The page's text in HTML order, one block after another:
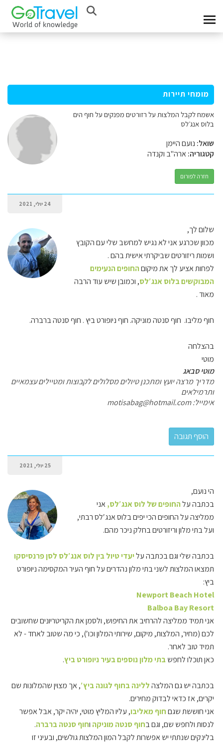
מומחי תיירות
אשמח לקבל המלצות על רזורטים מפנקים על חוף הים
בלוס אנג׳לס
שואל: נועם היימן
קטגוריה:ארה"ב וקנדה
חזרה לפורום
24 יולי, 2021
שלום לך,
מכוון שכרגע אני לא נגיש למחשב שלי עם הקובץ
ושמות ריזורטים שביקרתי אישית בהם .
לפחות אציע לך את מיקוםהחופים הנעימים
המבוקשים בלוס אנג′לס, וכמובן שיש עוד הרבה
מאוד .
חוף מליבו. חוף סנטה מוניקה. חוף ניופורט ביץ . חוף סנטה ברברה.
בהצלחה
מוטי
מוטי סבאג
מדריך מרצה יועץ ומתכנן טיולים מסלולים לקבוצות ומטיילים עצמאיים
ותרמילאים
אימייל:motisabag@hotmail.com
25 יולי, 2021
הי נועם,
בכתבה עלהחופים של לוס אנג′לס,אני
ממליצה על החופים הכי יפים בלוס אנג′לס רבתי,
ועל בתי מלון וריזורטים בחלק ניכר מהם.
בכתבה שלי וגם בכתבה עליעדי טיול בין לוס אנג′לס לסן פרנסיסקו
תמצאו המלצות לשני בתי מלון נהדרים על חוף העיר המקסימה ניופורט
ביץ:
Newport Beach Hotel
Balboa Bay Resort
אני תמיד ממליצה להרחיב את החיפוש, ולסמן את הקריטריונים שחשובים
לכם (מחיר, המלצות, מיקום, שירותי המלון וכו′), כי מה שטוב לאחד - לא
תמיד טוב לאחר.
כאן תוכלו לחפשבתי מלון נוספים בעיר ניופורט ביץ.
בכתבה יש גם המלצהללינה בחוף לגונה ביץ′, אך מצוין שהמלונות שם
יקרים, אז כדאילבדוק מחירים.
אני חוששת שגםחוף מאליבו, עליו המליץ מוטי, יהיה יקר, אבל אפשר
לנסות ולחפש שם, וגם בחוף סנטה מוניקה וחוף סנטה ברברה.
בלינקים שנתתי יש אפשרות לקבל המון המלצות גולשים, ובעיני זו